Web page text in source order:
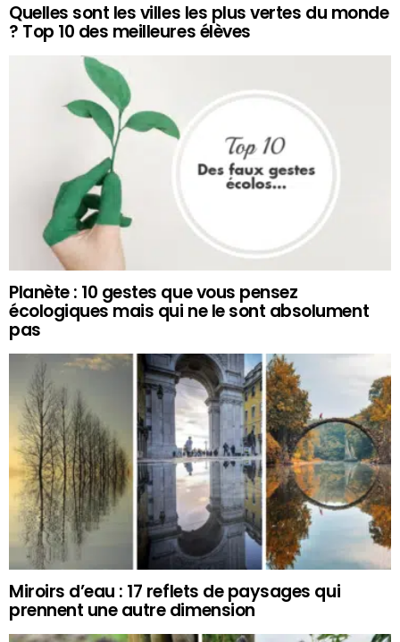
Quelles sont les villes les plus vertes du monde
? Top 10 des meilleures élèves
Planète : 10 gestes que vous pensez
écologiques mais qui ne le sont absolument
pas
Miroirs d’eau : 17 reflets de paysages qui
prennent une autre dimension